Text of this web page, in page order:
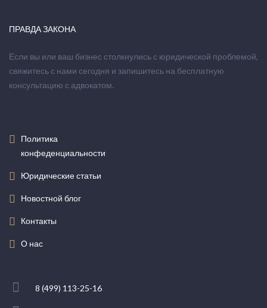
ПРАВДА ЗАКОНА
Если вы или ваш бизнес столкнулись с юридической проблемой,
свяжитесь с нами сегодня и запишитесь на бесплатную
консультацию с адвокатом.
Политика
конфеденциальности
Юридические статьи
Новостной блог
Контакты
О нас
8 (499) 113-25-16